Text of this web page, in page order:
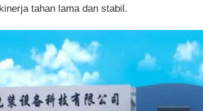
tahan lama dan stabil.